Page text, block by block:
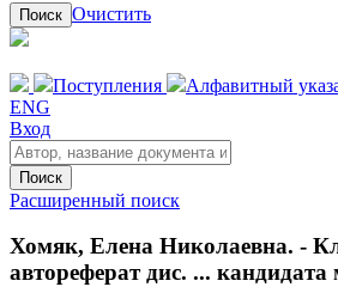
Поиск Очистить
Поступления Алфавитный
ENG
Вход
Поиск
Расширенный поиск
Хомяк, Елена Николаевна. -
автореферат дис. ...